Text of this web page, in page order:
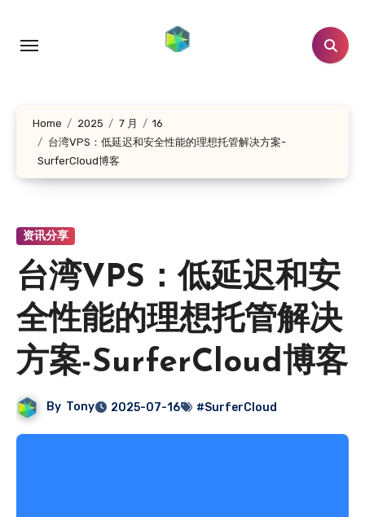
Home 2025 7 月
16
台湾VPS：低延迟和安全性能的理想托管解决方案-
SurferCloud博客
资讯分享
台湾VPS：低延迟和安
全性能的理想托管解决
方案-SurferCloud博客
By Tony 2025-07-16 #SurferCloud